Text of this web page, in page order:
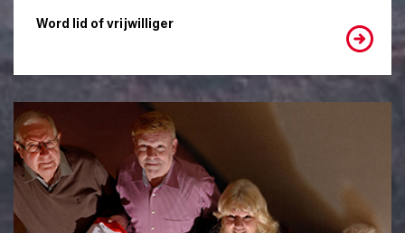
Word lid of vrijwilliger